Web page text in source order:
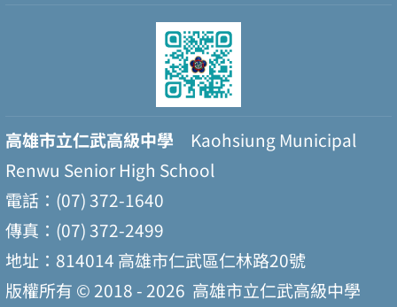
高雄市立仁武高級中學 Kaohsiung Municipal
Renwu Senior High School
電話：(07) 372-1640
傳真：(07) 372-2499
地址：814014 高雄市仁武區仁林路20號
版權所有 © 2018 - 2026 高雄市立仁武高級中學